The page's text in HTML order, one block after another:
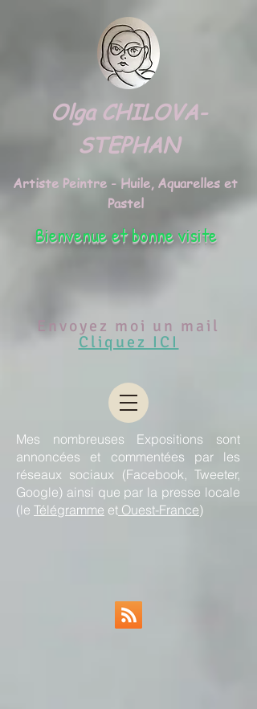
Olga CHILOVA-
STEPHAN
Artiste Peintre - Huile, Aquarelles et
Pastel
Envoyez moi un mail
Cliquez ICI
Bienvenue et bonne visite
Mes nombreuses Expositions sont
annoncées et commentées par les
réseaux sociaux (Facebook, Tweeter,
Google) ainsi que par la presse locale
(le Télégramme et Ouest-France)